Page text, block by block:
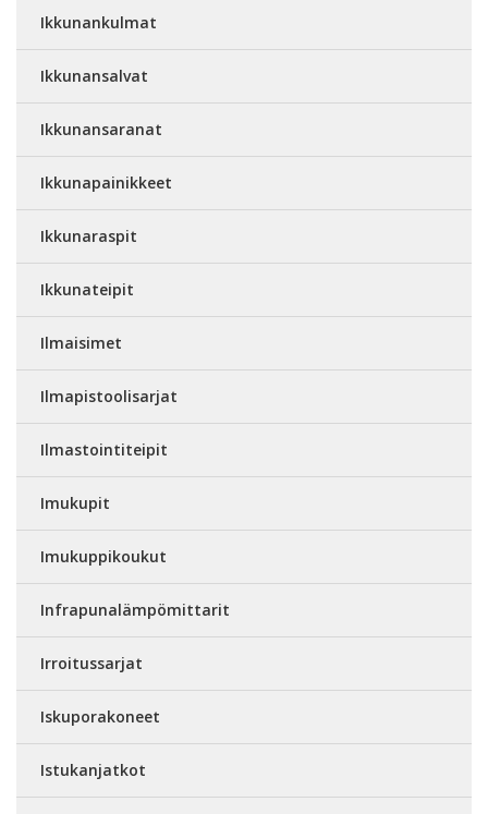
Ikkunankulmat
Ikkunansalvat
Ikkunansaranat
Ikkunapainikkeet
Ikkunaraspit
Ikkunateipit
Ilmaisimet
Ilmapistoolisarjat
Ilmastointiteipit
Imukupit
Imukuppikoukut
Infrapunalämpömittarit
Irroitussarjat
Iskuporakoneet
Istukanjatkot